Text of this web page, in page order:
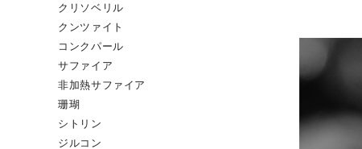
クリソベリル
クンツァイト
コンクパール
サファイア
非加熱サファイア
珊瑚
シトリン
ジルコン